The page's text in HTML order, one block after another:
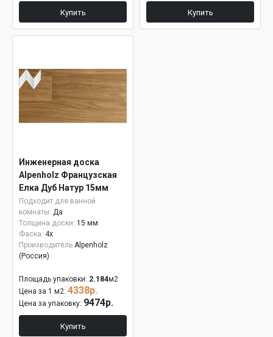
Купить Купить
Инженерная доска
Alpenholz Французская
Елка Дуб Натур 15мм
Подходит для ванной
комнаты: Да
Толщина доски: 15 мм
Фаска: 4x
Производитель Alpenholz
(Россия)
Площадь упаковки: 2.184м2
Цена за 1 м2: 4338р.
Цена за упаковку: 9474р.
Купить